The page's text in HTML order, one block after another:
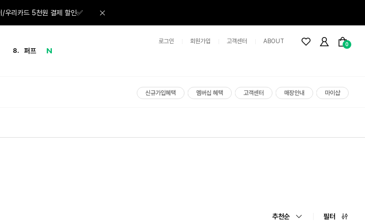
/우리카드 5천원 결제 할인✅
6. 올인원
8. 퍼프
로그인 회원가입 고객센터 ABOUT 0
신규가입혜택 멤버십 혜택 고객센터 매장안내 마이샵
추천순 필터